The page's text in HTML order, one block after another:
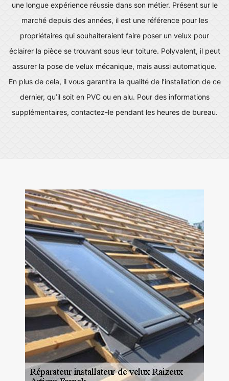
une longue expérience réussie dans son métier. Présent sur le
marché depuis des années, il est une référence pour les
propriétaires qui souhaiteraient faire poser un velux pour
éclairer la pièce se trouvant sous leur toiture. Polyvalent, il peut
assurer la pose de velux mécanique, mais aussi automatique.
En plus de cela, il vous garantira la qualité de l’installation de ce
dernier, qu’il soit en PVC ou en alu. Pour des informations
supplémentaires, contactez-le pendant les heures de bureau.